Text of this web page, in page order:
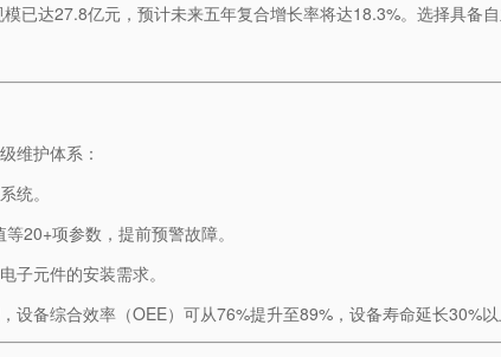
已达27.8亿元，预计未来五年复合增长率将达18.3%。选择具备
维护体系：
统。
20+项参数，提前预警故障。
子元件的安装需求。
备综合效率（OEE）可从76%提升至89%，设备寿命延长30%以